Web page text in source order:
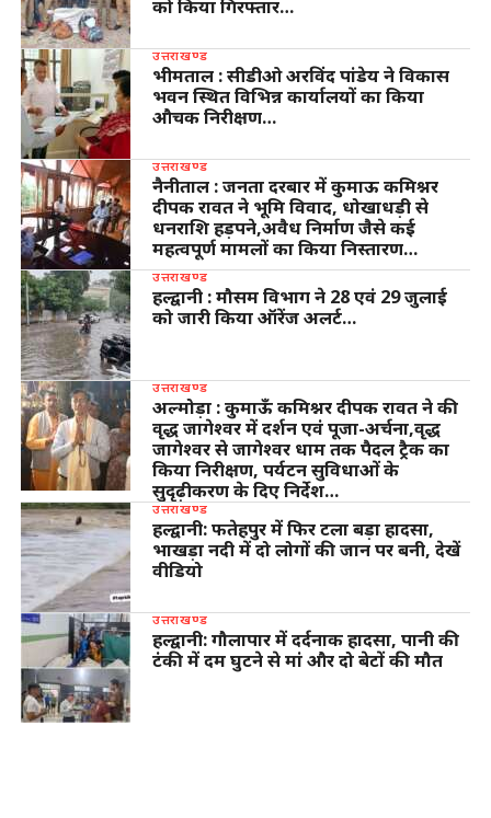
को किया गिरफ्तार…
उत्तराखण्ड
भीमताल : सीडीओ अरविंद पांडेय ने विकास
भवन स्थित विभिन्न कार्यालयों का किया
औचक निरीक्षण…
उत्तराखण्ड
नैनीताल : जनता दरबार में कुमाऊ कमिश्नर
दीपक रावत ने भूमि विवाद, धोखाधड़ी से
धनराशि हड़पने,अवैध निर्माण जैसे कई
महत्वपूर्ण मामलों का किया निस्तारण…
उत्तराखण्ड
हल्द्वानी : मौसम विभाग ने 28 एवं 29 जुलाई
को जारी किया ऑरेंज अलर्ट…
उत्तराखण्ड
अल्मोड़ा : कुमाऊँ कमिश्नर दीपक रावत ने की
वृद्ध जागेश्वर में दर्शन एवं पूजा-अर्चना,वृद्ध
जागेश्वर से जागेश्वर धाम तक पैदल ट्रैक का
किया निरीक्षण, पर्यटन सुविधाओं के
सुदृढ़ीकरण के दिए निर्देश…
उत्तराखण्ड
हल्द्वानी: फतेहपुर में फिर टला बड़ा हादसा,
भाखड़ा नदी में दो लोगों की जान पर बनी, देखें
वीडियो
उत्तराखण्ड
हल्द्वानी: गौलापार में दर्दनाक हादसा, पानी की
टंकी में दम घुटने से मां और दो बेटों की मौत